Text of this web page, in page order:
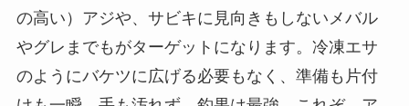
の高い）アジや、サビキに見向きもしないメバル
やグレまでもがターゲットになります。冷凍エサ
のようにバケツに広げる必要もなく、準備も片付